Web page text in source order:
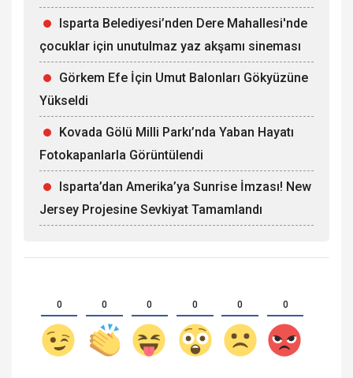
Isparta Belediyesi’nden Dere Mahallesi'nde
çocuklar için unutulmaz yaz akşamı sineması
Görkem Efe İçin Umut Balonları Gökyüzüne
Yükseldi
Kovada Gölü Milli Parkı’nda Yaban Hayatı
Fotokapanlarla Görüntülendi
Isparta’dan Amerika’ya Sunrise İmzası! New
Jersey Projesine Sevkiyat Tamamlandı
0 0 0 0 0 0